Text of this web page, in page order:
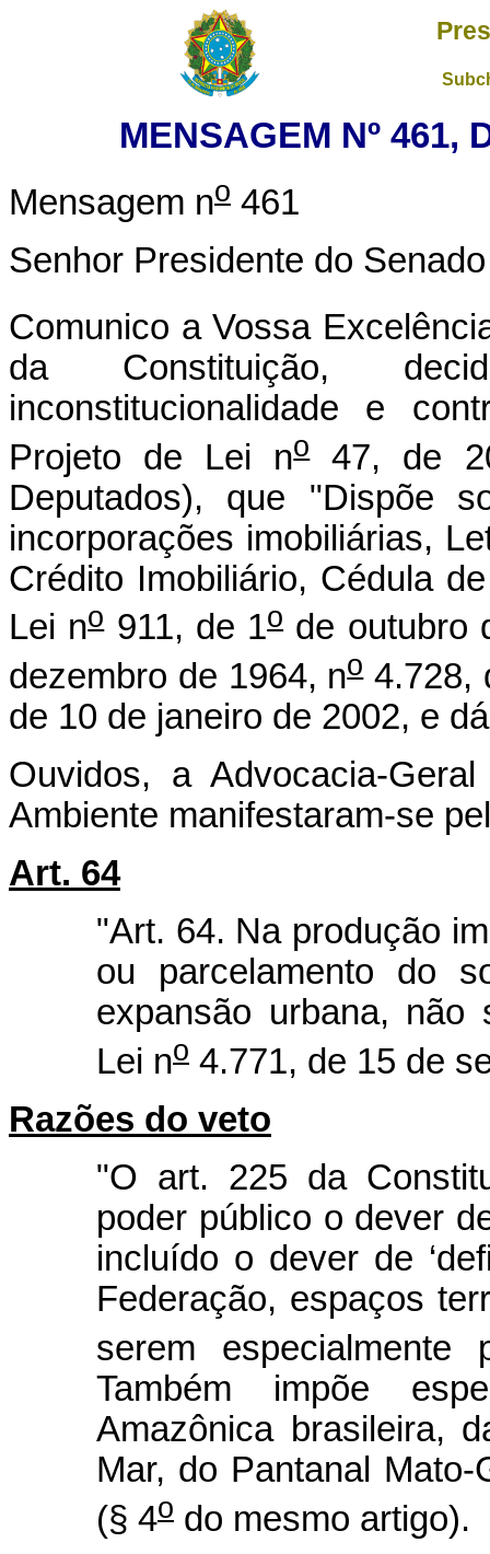
MENSAGEM Nº 461,
Mensagem no 461
Senhor Presidente do
Comunico a Vossa
da Constituição,
inconstitucionalidade e
Projeto de Lei no
47, de
Deputados), que "Dispõe
incorporações imobiliárias,
Crédito Imobiliário, Cédula
Lei no911, de 1ode outubro
dezembro de 1964, no4.728,
de 10 de janeiro de 2002, e
Ouvidos, a Advocacia-
Ambiente manifestaram-se
Art. 64
"Art. 64. Na produção
ou parcelamento do
expansão urbana,
Lei no 4.771, de 15 de
Razões do veto
"O art. 225 da
poder público o dever
incluído o dever de
Federação, espaços
serem especialmente
Também impõe
Amazônica brasileira,
Mar, do Pantanal
(§ 4o do mesmo artigo).